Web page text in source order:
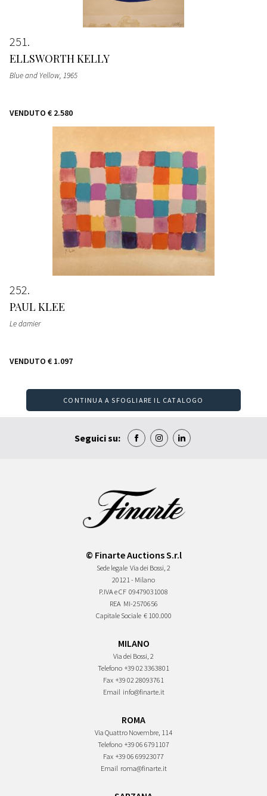
251
ELLSWORTH KELLY
Blue and Yellow, 1965
VENDUTO € 2.580
252
PAUL KLEE
Le damier
VENDUTO € 1.097
CONTINUA A SFOGLIARE IL CATALOGO
Seguici su:
© Finarte Auctions S.r.l
Sede legale Via dei Bossi, 2
20121 - Milano
P.IVA e CF 09479031008
REA MI-2570656
Capitale Sociale € 100.000
MILANO
Via dei Bossi, 2
Telefono +39 02 3363801
Fax +39 02 28093761
Email info@finarte.it
ROMA
Via Quattro Novembre, 114
Telefono +39 06 6791107
Fax +39 06 69923077
Email roma@finarte.it